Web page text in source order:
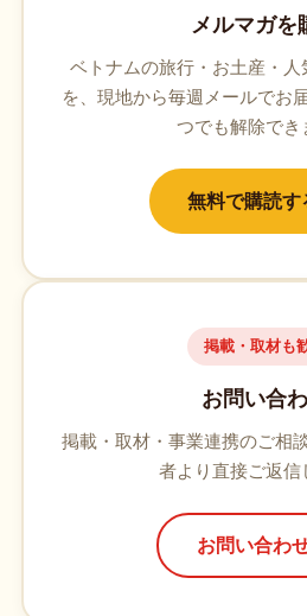
メルマガを
ベトナムの旅行・お土産・人
を、現地から毎週メールでお
つでも解除でき
無料で購読
掲載・取材も
お問い合
掲載・取材・事業連携のご相
者より直接ご返信
お問い合わ